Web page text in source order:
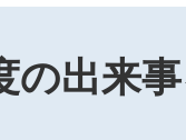
の出来